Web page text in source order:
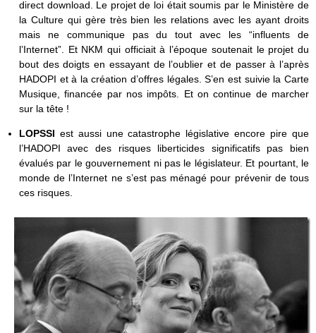
direct download. Le projet de loi était soumis par le Ministère de
la Culture qui gère très bien les relations avec les ayant droits
mais ne communique pas du tout avec les “influents de
l’Internet”. Et NKM qui officiait à l’époque soutenait le projet du
bout des doigts en essayant de l’oublier et de passer à l’après
HADOPI et à la création d’offres légales. S’en est suivie la Carte
Musique, financée par nos impôts. Et on continue de marcher
sur la tête !
LOPSSI est aussi une catastrophe législative encore pire que
l’HADOPI avec des risques liberticides significatifs pas bien
évalués par le gouvernement ni pas le législateur. Et pourtant, le
monde de l’Internet ne s’est pas ménagé pour prévenir de tous
ces risques.